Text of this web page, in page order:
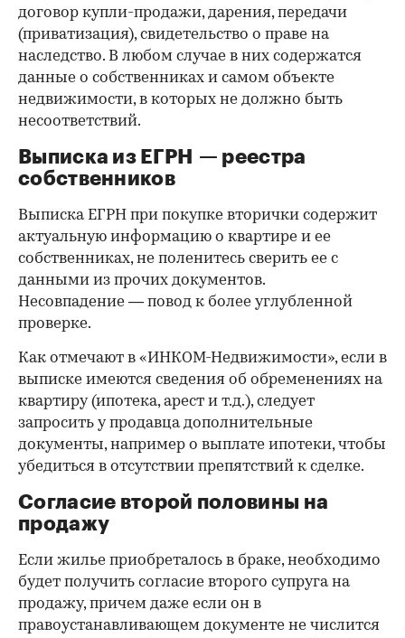
договор купли-продажи, дарения, передачи
(приватизация), свидетельство о праве на
наследство. В любом случае в них содержатся
данные о собственниках и самом объекте
недвижимости, в которых не должно быть
несоответствий.
Выписка из ЕГРН — реестра
собственников
Выписка ЕГРН при покупке вторички содержит
актуальную информацию о квартире и ее
собственниках, не поленитесь сверить ее с
данными из прочих документов.
Несовпадение — повод к более углубленной
проверке.
Как отмечают в «ИНКОМ-Недвижимости», если в
выписке имеются сведения об обременениях на
квартиру (ипотека, арест и т.д.), следует
запросить у продавца дополнительные
документы, например о выплате ипотеки, чтобы
убедиться в отсутствии препятствий к сделке.
Согласие второй половины на
продажу
Если жилье приобреталось в браке, необходимо
будет получить согласие второго супруга на
продажу, причем даже если он в
правоустанавливающем документе не числится